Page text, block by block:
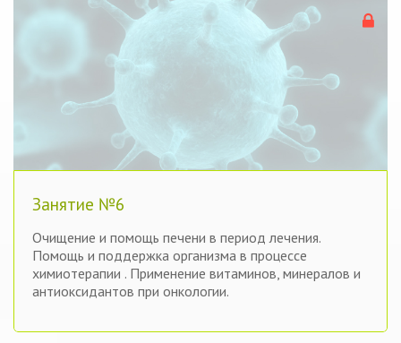
Занятие №6
Очищение и помощь печени в период лечения.
Помощь и поддержка организма в процессе
химиотерапии . Применение витаминов, минералов и
антиоксидантов при онкологии.